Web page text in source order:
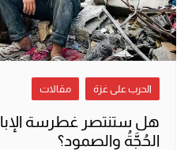
الحرب على غزة مقالات
هل ستنتصر غطرسة
الحُجَّةُ والصمود؟